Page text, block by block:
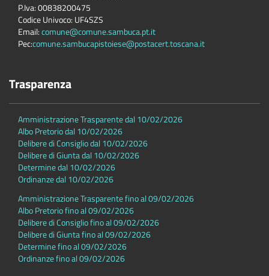
P.Iva: 00838200475
Codice Univoco: UF4SZS
Email:comune@comune.sambuca.pt.it
Pec:comune.sambucapistoiese@postacert.toscana.it
Trasparenza
Amministrazione Trasparente dal 10/02/2026
Albo Pretorio dal 10/02/2026
Delibere di Consiglio dal 10/02/2026
Delibere di Giunta dal 10/02/2026
Determine dal 10/02/2026
Ordinanze dal 10/02/2026
Amministrazione Trasparente fino al 09/02/2026
Albo Pretorio fino al 09/02/2026
Delibere di Consiglio fino al 09/02/2026
Delibere di Giunta fino al 09/02/2026
Determine fino al 09/02/2026
Ordinanze fino al 09/02/2026